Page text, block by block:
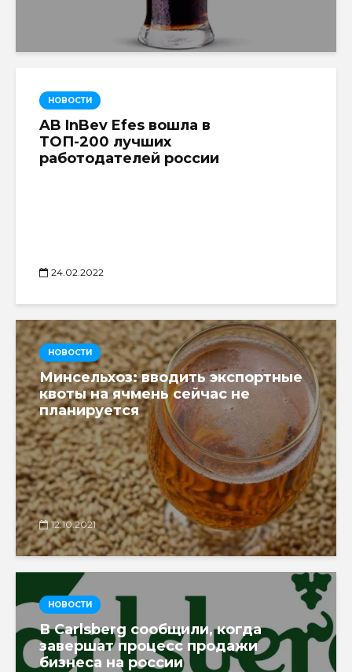
НОВОСТИ
AB InBev Efes вошла в
ТОП-200 лучших
работодателей россии
24.02.2022
НОВОСТИ
Минсельхоз: вводить экспортные
квоты на ячмень сейчас не
планируется
12.10.2021
НОВОСТИ
В Carlsberg сообщили, когда
завершат процесс продажи
бизнеса на россии